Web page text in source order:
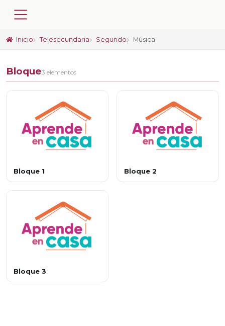
Inicio Telesecundaria Segundo Música
Bloque3 elementos
Bloque 1 Bloque 2
Bloque 3